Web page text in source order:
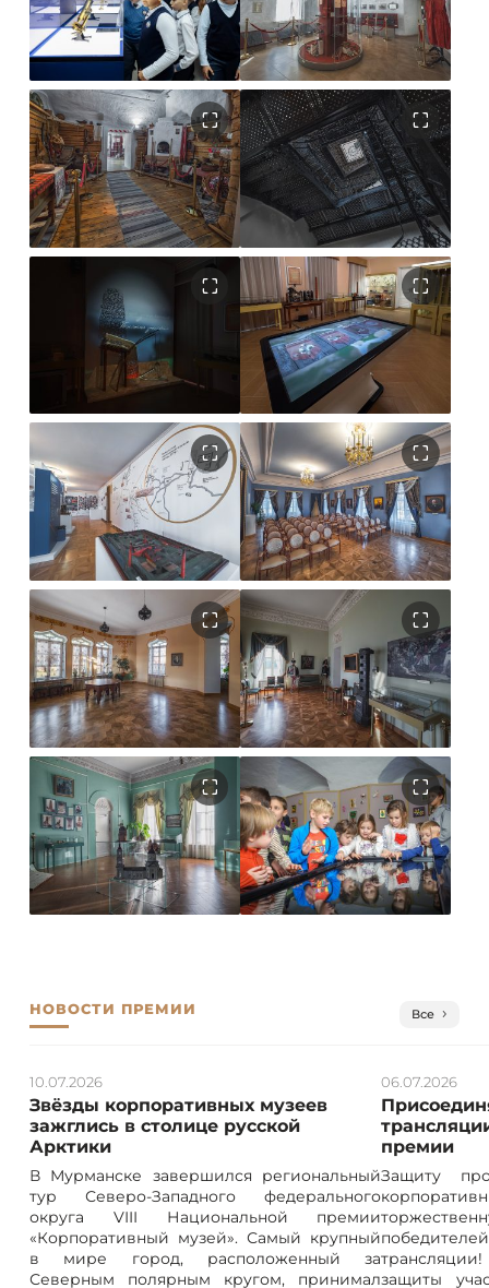
НОВОСТИ ПРЕМИИ Все
Звёзды корпоративных музеев
зажглись в столице русской
Арктики
10.07.2026
В Мурманске завершился региональный
тур Северо-Западного федерального
округа VIII Национальной премии
«Корпоративный музей». Самый крупный
в мире город, расположенный за
Северным полярным кругом, принимал
премии
06.07.2026
Защиту
защиты